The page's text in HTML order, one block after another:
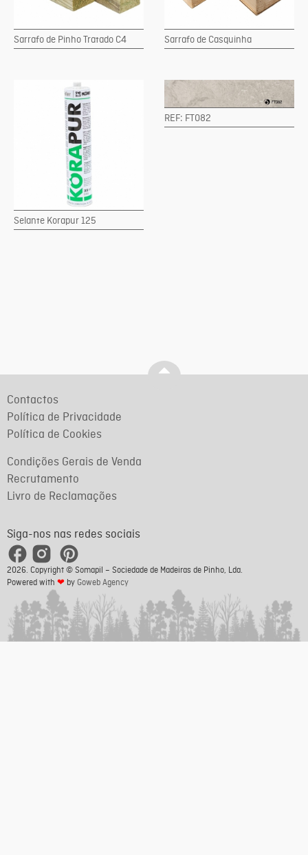
Sarrafo de Pinho Tratado C4 Sarrafo de Casquinha
Selante Korapur 125
REF: FT082
Contactos
Política de Privacidade
Política de Cookies
Condições Gerais de Venda
Recrutamento
Livro de Reclamações
Siga-nos nas redes sociais
2026. Copyright © Somapil – Sociedade de Madeiras de Pinho, Lda.
Powered with ❤ by Goweb Agency